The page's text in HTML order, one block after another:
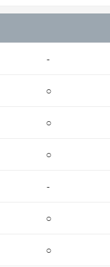
-
○
○
○
-
○
○